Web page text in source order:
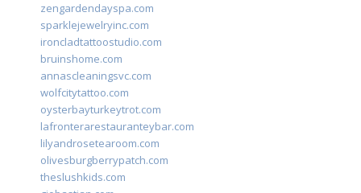
zengardendayspa.com
sparklejewelryinc.com
ironcladtattoostudio.com
bruinshome.com
annascleaningsvc.com
wolfcitytattoo.com
oysterbayturkeytrot.com
lafronterarestauranteybar.com
lilyandrosetearoom.com
olivesburgberrypatch.com
theslushkids.com